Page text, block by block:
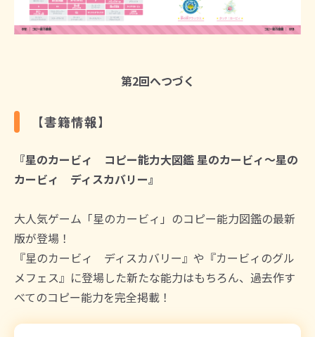
第2回へつづく
【書籍情報】
『星のカービィ コピー能力大図鑑 星のカービィ～星の
カービィ ディスカバリー』
大人気ゲーム「星のカービィ」のコピー能力図鑑の最新
版が登場！
『星のカービィ ディスカバリー』や『カービィのグル
メフェス』に登場した新たな能力はもちろん、過去作す
べてのコピー能力を完全掲載！